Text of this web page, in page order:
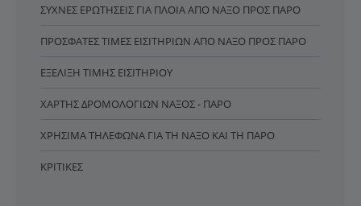
ΣΥΧΝΈΣ ΕΡΩΤΉΣΕΙΣ ΓΙΑ ΠΛΟΊΑ ΑΠΌ ΝΆΞΟ ΠΡΟΣ ΠΆΡΟ
ΠΡΌΣΦΑΤΕΣ ΤΙΜΈΣ ΕΙΣΙΤΗΡΊΩΝ ΑΠΌ ΝΆΞΟ ΠΡΟΣ ΠΆΡΟ
ΕΞΈΛΙΞΗ ΤΙΜΉΣ ΕΙΣΙΤΗΡΊΟΥ
ΧΆΡΤΗΣ ΔΡΟΜΟΛΟΓΊΩΝ ΝΆΞΟΣ - ΠΆΡΟ
ΧΡΉΣΙΜΑ ΤΗΛΈΦΩΝΑ ΓΙΑ ΤΗ ΝΆΞΟ ΚΑΙ ΤΗ ΠΆΡΟ
ΚΡΙΤΙΚΈΣ